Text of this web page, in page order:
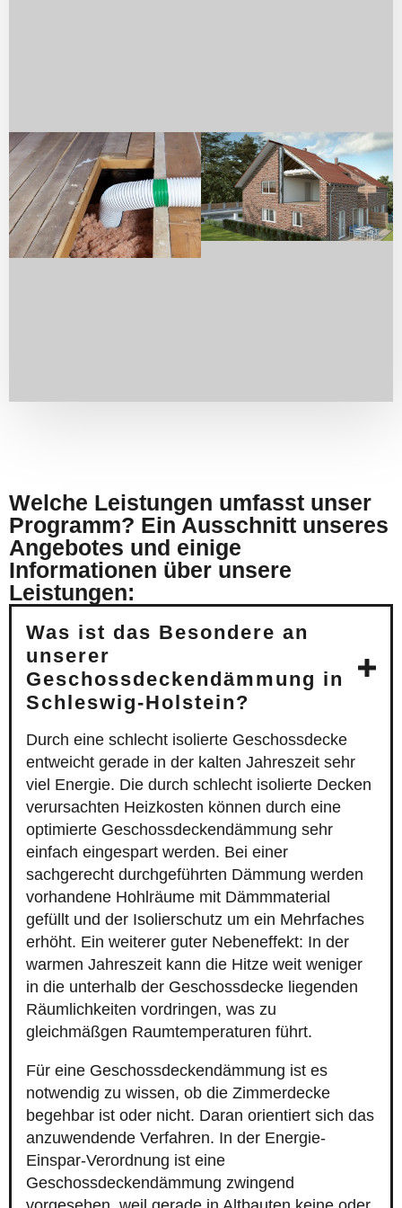
Welche Leistungen umfasst unser
Programm? Ein Ausschnitt unseres
Angebotes und einige
Informationen über unsere
Leistungen:
Was ist das Besondere an
unserer
Geschossdeckendämmung in
Schleswig-Holstein?
Durch eine schlecht isolierte Geschossdecke
entweicht gerade in der kalten Jahreszeit sehr
viel Energie. Die durch schlecht isolierte Decken
verursachten Heizkosten können durch eine
optimierte Geschossdeckendämmung sehr
einfach eingespart werden. Bei einer
sachgerecht durchgeführten Dämmung werden
vorhandene Hohlräume mit Dämmmaterial
gefüllt und der Isolierschutz um ein Mehrfaches
erhöht. Ein weiterer guter Nebeneffekt: In der
warmen Jahreszeit kann die Hitze weit weniger
in die unterhalb der Geschossdecke liegenden
Räumlichkeiten vordringen, was zu
gleichmäßgen Raumtemperaturen führt.
Für eine Geschossdeckendämmung ist es
notwendig zu wissen, ob die Zimmerdecke
begehbar ist oder nicht. Daran orientiert sich das
anzuwendende Verfahren. In der Energie-
Einspar-Verordnung ist eine
Geschossdeckendämmung zwingend